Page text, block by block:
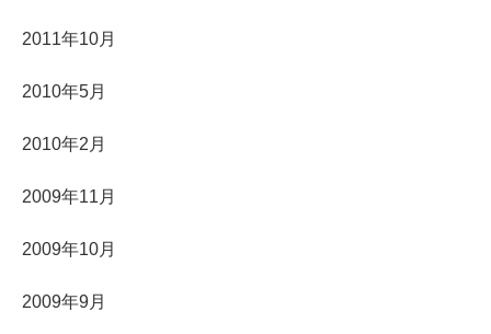
2011年10月
2010年5月
2010年2月
2009年11月
2009年10月
2009年9月